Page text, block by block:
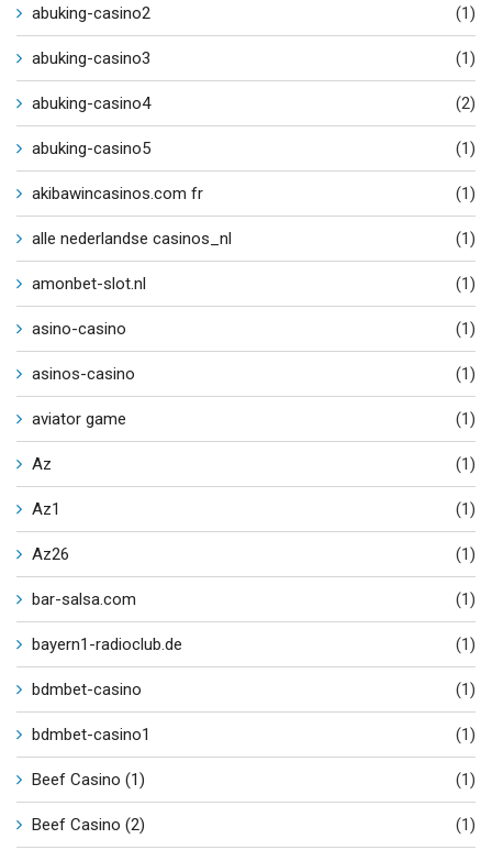
abuking-casino2 (1)
abuking-casino3 (1)
abuking-casino4 (2)
abuking-casino5 (1)
akibawincasinos.com fr (1)
alle nederlandse casinos_nl (1)
amonbet-slot.nl (1)
asino-casino (1)
asinos-casino (1)
aviator game (1)
Az (1)
Az1 (1)
Az26 (1)
bar-salsa.com (1)
bayern1-radioclub.de (1)
bdmbet-casino (1)
bdmbet-casino1 (1)
Beef Casino (1) (1)
Beef Casino (2) (1)